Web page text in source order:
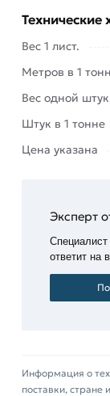
Для
мышкой
позвонив по
С-8
категории
заказ и
условий
Технические
Вес 1 лист.
Метров в 1
Вес одной
Штук в 1 тонне
Цена указана
Эксперт
ответит на
Информация о
поставки, стране